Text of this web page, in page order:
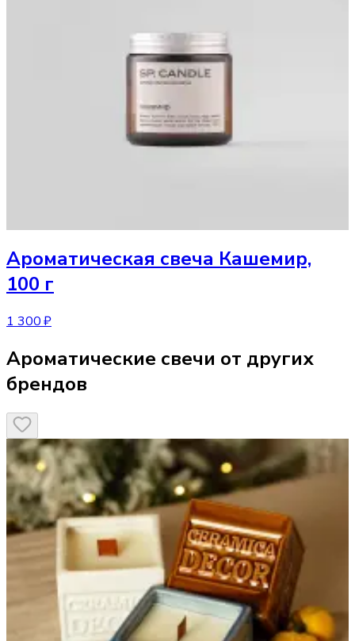
Ароматическая свеча Кашемир,
100 г
1 300 ₽
Ароматические свечи от других
брендов